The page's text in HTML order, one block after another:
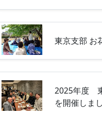
東京支部 お
2025年度
を開催しまし